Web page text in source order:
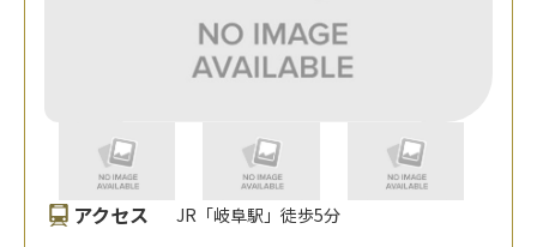
アクセス JR「岐阜駅」徒歩5分